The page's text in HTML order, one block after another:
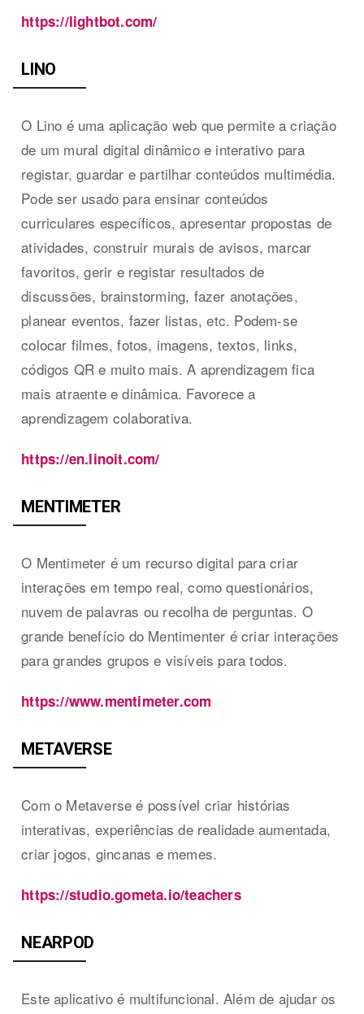
https://lightbot.com/
LINO
O Lino é uma aplicação web que permite a criação
de um mural digital dinâmico e interativo para
registar, guardar e partilhar conteúdos multimédia.
Pode ser usado para ensinar conteúdos
curriculares específicos, apresentar propostas de
atividades, construir murais de avisos, marcar
favoritos, gerir e registar resultados de
discussões, brainstorming, fazer anotações,
planear eventos, fazer listas, etc. Podem-se
colocar filmes, fotos, imagens, textos, links,
códigos QR e muito mais. A aprendizagem fica
mais atraente e dinâmica. Favorece a
aprendizagem colaborativa.
https://en.linoit.com/
MENTIMETER
O Mentimeter é um recurso digital para criar
interações em tempo real, como questionários,
nuvem de palavras ou recolha de perguntas. O
grande benefício do Mentimenter é criar interações
para grandes grupos e visíveis para todos.
https://www.mentimeter.com
METAVERSE
Com o Metaverse é possível criar histórias
interativas, experiências de realidade aumentada,
criar jogos, gincanas e memes.
https://studio.gometa.io/teachers
NEARPOD
Este aplicativo é multifuncional. Além de ajudar os